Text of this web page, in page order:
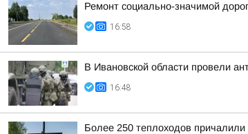
Ремонт социально-значимой
16:58
В Ивановской области провели
16:48
Более 250 теплоходов причалили